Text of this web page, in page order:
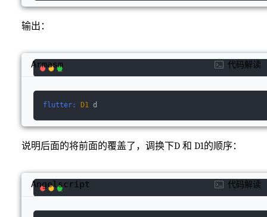
输出：
flutter: D1 d
Armasm 代码解读
说明后面的将前面的覆盖了，调换下D 和 D1的顺序：
Angelscript 代码解读